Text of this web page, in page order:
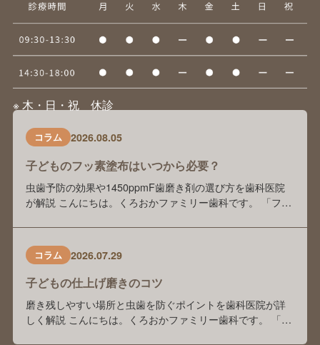
※ 木・日・祝 休診
コラム 2026.08.05
子どものフッ素塗布はいつから必要？
虫歯予防の効果や1450ppmF歯磨き剤の選び方を歯科医院
が解説 こんにちは。くろおかファミリー歯科です。 「フッ
院でフッ素を塗っているけれど、自宅でもフッ素入り歯磨
き剤を使った方がいいのでしょうか？」 「歯磨き剤の種類
が多くて、どれを選べばよいかわかりません」 このような
ご相談を、保護者の方からよくいた …
コラム 2026.07.29
子どもの仕上げ磨きのコツ
磨き残しやすい場所と虫歯を防ぐポイントを歯科医院が詳
しく解説 こんにちは。くろおかファミリー歯科です。 「毎